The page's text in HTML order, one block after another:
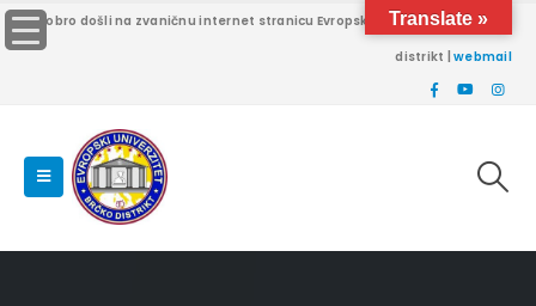
Dobro došli na zvaničnu internet stranicu Evropskog univerziteta Brčko
distrikt |webmail
Translate »